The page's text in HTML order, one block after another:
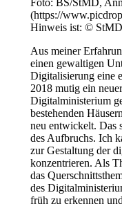
Foto: BS/StMD,
(https://
Hinweis ist: ©
Aus meiner
einen gewaltigen
Digitalisierung eine
2018 mutig ein
Digitalministerium
bestehenden
neu entwickelt. Das
des Aufbruchs. Ich
zur Gestaltung der
konzentrieren. Als
das
des
früh zu erkennen